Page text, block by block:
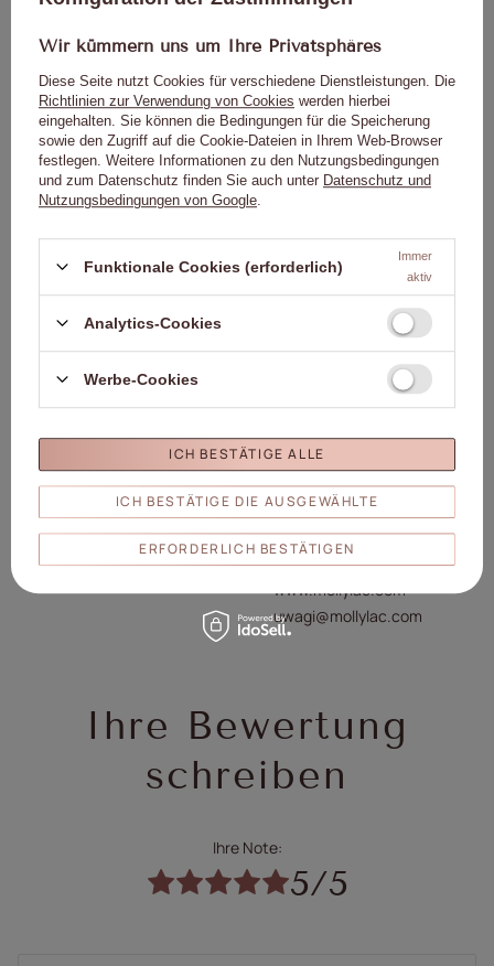
Warnhinweise:
Produkt nur für den professionellen Gebrauch.
Von Kindern fernhalten.
Bitte lesen Sie die Gebrauchsanweisung sorgfältig durch.
Genaue Daten
Marke
01. Molly Nails
Für dieses Produkt
zuständige Stelle in der EU
Molly Lac Michał
Mehr
Symbol
5903990546365
Farbe
Kapazität
8ml/8g
Molly Nails Neons
Formel
HEMA/Di-HEMA Frei
Molly Lac Michał Szewczyk
ul. Piotrkowska 270 90-361
Łódź, Polen
www.mollylac.com
uwagi@mollylac.com
Ihre Bewertung
schreiben
Ihre Note:
5/5
Wir kümmern uns um Ihre Privatsphäres
Diese Seite nutzt Cookies für verschiedene Dienstleistungen. Die
Richtlinien zur Verwendung von Cookies werden hierbei
eingehalten. Sie können die Bedingungen für die Speicherung
sowie den Zugriff auf die Cookie-Dateien in Ihrem Web-Browser
festlegen. Weitere Informationen zu den Nutzungsbedingungen
und zum Datenschutz finden Sie auch unter Datenschutz und
Nutzungsbedingungen von Google
Funktionale Cookies (erforderlich)
Immer
aktiv
Analytics-Cookies
Werbe-Cookies
ICH BESTÄTIGE DIE AUSGEWÄHLTE
ERFORDERLICH BESTÄTIGEN
ICH BESTÄTIGE ALLE